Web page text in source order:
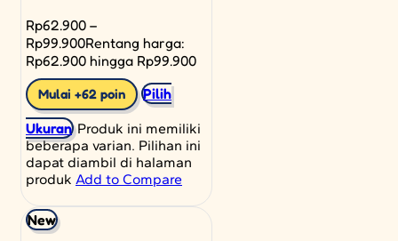
Rp62.900 –
Rp99.900Rentang harga:
Rp62.900 hingga Rp99.900
Mulai +62 poin
Pilih
Ukuran Produk ini memiliki
beberapa varian. Pilihan ini
dapat diambil di halaman
produk Add to Compare
New